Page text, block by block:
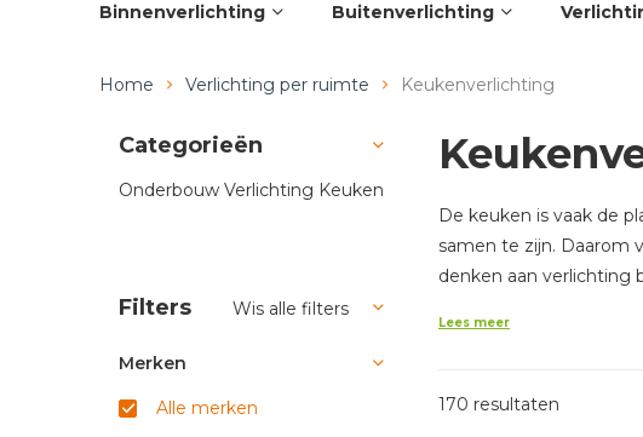
Binnenverlichting Buitenverlichting
Home Verlichting per ruimte Keukenverlichting
De keuken is vaak de
samen te zijn. Daarom
denken aan verlichting
Lees meer
170 resultaten
Categorieën
Onderbouw Verlichting Keuken
Filters Wis alle filters
Merken
Alle merken